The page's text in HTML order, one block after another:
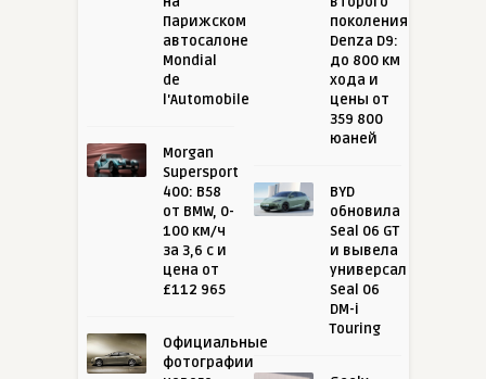
Парижском
автосалоне
Mondial
de
l'Automobile
Morgan
Supersport
400: B58
от BMW, 0-
100 км/ч
за 3,6 с и
цена от
£112 965
Официальные
фотографии
поколения
Denza D9:
до 800 км
хода и
цены от
359 800
юаней
BYD
обновила
Seal 06 GT
и вывела
универсал
Seal 06
DM-i
Touring